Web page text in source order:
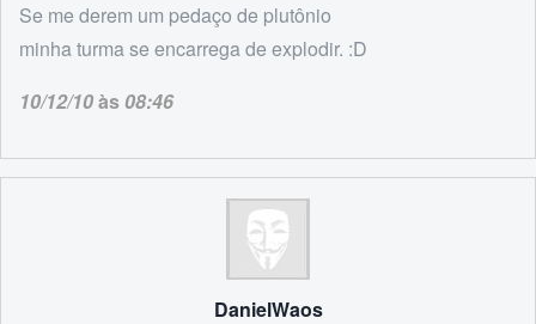
Se me derem um pedaço de plutônio
minha turma se encarrega de explodir. :D
10/12/10às08:46
DanielWaos